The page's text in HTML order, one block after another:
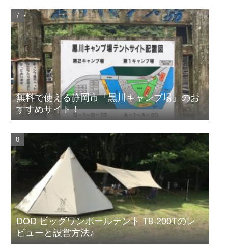
無料で使える静岡市「黒川キャンプ場」のお
すすめサイト！
DOD ビッグワンポールテント T8-200Tのレ
ビューと設営方法♪